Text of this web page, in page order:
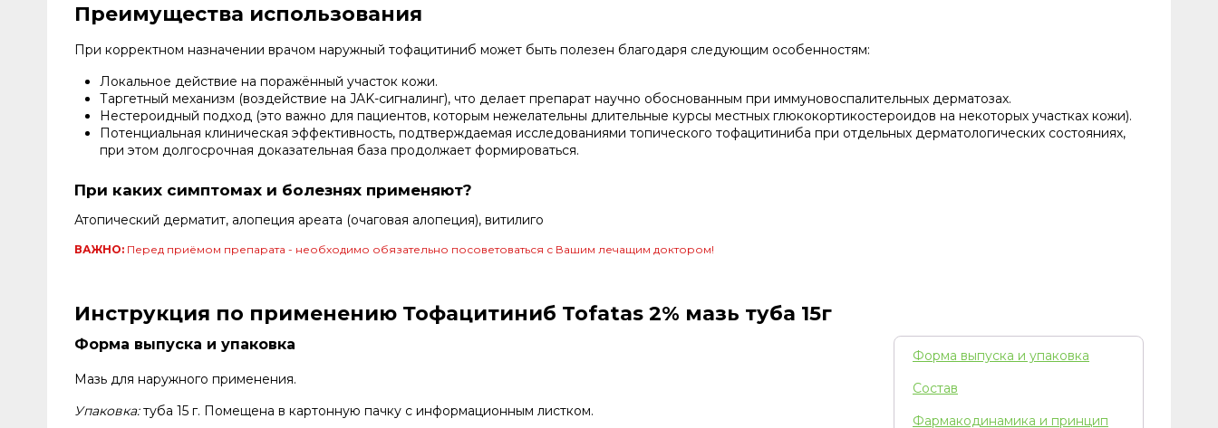
Преимущества использования
При корректном назначении врачом наружный тофацитиниб может быть полезен благодаря следующим особенностям:
Локальное действие на поражённый участок кожи.
Таргетный механизм (воздействие на JAK-сигналинг), что делает препарат научно обоснованным при иммуновоспалительных дерматозах.
Нестероидный подход (это важно для пациентов, которым нежелательны длительные курсы местных глюкокортикостероидов на некоторых участках кожи).
Потенциальная клиническая эффективность, подтверждаемая исследованиями топического тофацитиниба при отдельных дерматологических состояниях,
при этом долгосрочная доказательная база продолжает формироваться.
При каких симптомах и болезнях применяют?
Атопический дерматит, алопеция ареата (очаговая алопеция), витилиго
ВАЖНО: Перед приёмом препарата - необходимо обязательно посоветоваться с Вашим лечащим доктором!
Инструкция по применению Тофацитиниб Tofatas 2% мазь туба 15г
Форма выпуска и упаковка
Мазь для наружного применения.
Упаковка:туба 15 г. Помещена в картонную пачку с информационным листком.
Форма выпуска и упаковка
Состав
Фармакодинамика и принцип